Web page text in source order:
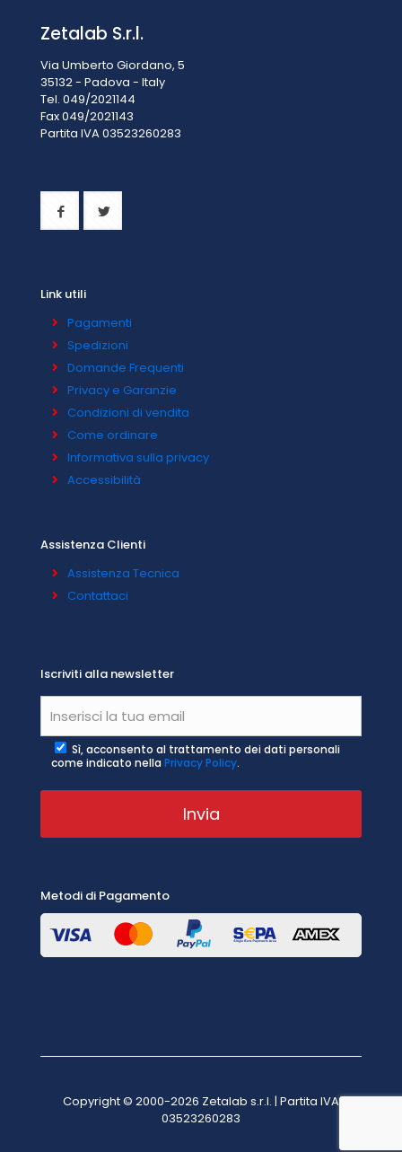
Zetalab S.r.l.
Via Umberto Giordano, 5
35132 - Padova - Italy
Tel. 049/2021144
Fax 049/2021143
Partita IVA 03523260283
Link utili
Pagamenti
Spedizioni
Domande Frequenti
Privacy e Garanzie
Condizioni di vendita
Come ordinare
Informativa sulla privacy
Accessibilità
Assistenza Clienti
Assistenza Tecnica
Contattaci
Iscriviti alla newsletter
Sì, acconsento al trattamento dei dati personali
come indicato nella Privacy Policy.
Metodi di Pagamento
Copyright © 2000-2026 Zetalab s.r.l. | Partita IVA
03523260283